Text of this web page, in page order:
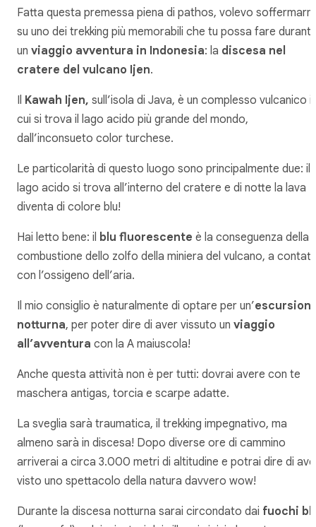
Fatta questa premessa piena di pathos, volevo
su uno dei trekking più memorabili che tu possa fare
un viaggio avventura in Indonesia: la discesa nel
cratere del vulcano Ijen.
Il Kawah Ijen, sull’isola di Java, è un complesso vulcanico
cui si trova il lago acido più grande del mondo,
dall’inconsueto color turchese.
Le particolarità di questo luogo sono principalmente due: il
lago acido si trova all’interno del cratere e di notte la lava
diventa di colore blu!
Hai letto bene: il blu fluorescente è la conseguenza della
combustione dello zolfo della miniera del vulcano, a
con l’ossigeno dell’aria.
Il mio consiglio è naturalmente di optare per un’
notturna, per poter dire di aver vissuto un viaggio
all’avventura con la A maiuscola!
Anche questa attività non è per tutti: dovrai avere con te
maschera antigas, torcia e scarpe adatte.
La sveglia sarà traumatica, il trekking impegnativo, ma
almeno sarà in discesa! Dopo diverse ore di cammino
arriverai a circa 3.000 metri di altitudine e potrai dire di
visto uno spettacolo della natura davvero wow!
Durante la discesa notturna sarai circondato dai fuochi